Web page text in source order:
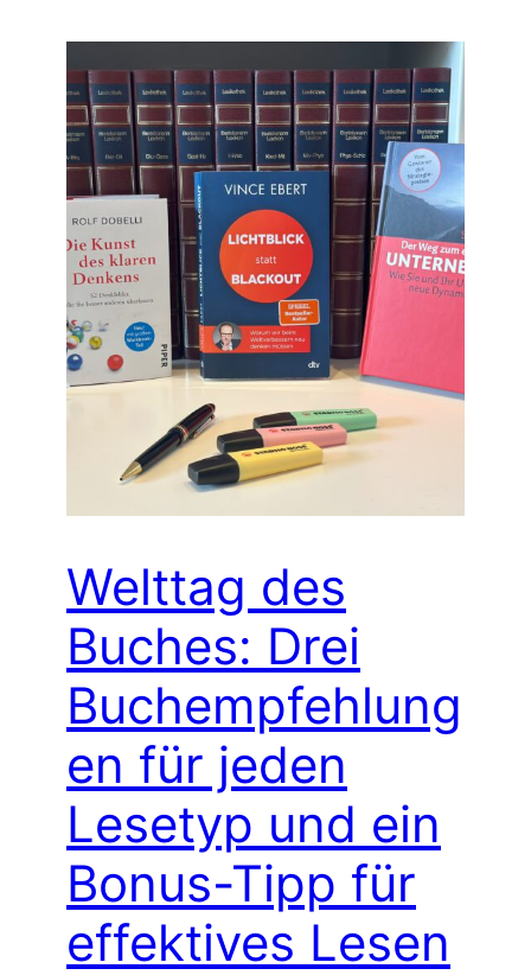
Welttag des
Buches: Drei
Buchempfehlung
en für jeden
Lesetyp und ein
Bonus-Tipp für
effektives Lesen